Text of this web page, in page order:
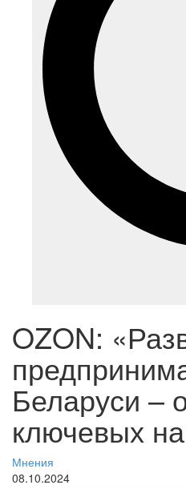
OZON:
Беларуси –
ключевых
Мнения
08.10.2024